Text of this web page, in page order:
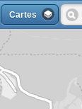
Cartes